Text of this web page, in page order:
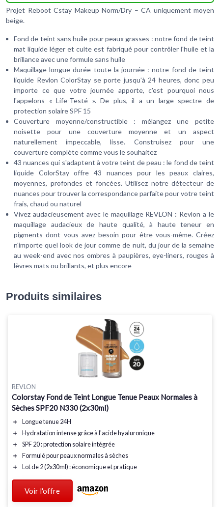
Projet Reboot Cstay Makeup Norm/Dry – CA uniquement moyen
beige.
Fond de teint sans huile pour peaux grasses : notre fond de teint
mat liquide léger et culte est fabriqué pour contrôler l'huile et la
brillance avec une formule sans huile
Maquillage longue durée toute la journée : notre fond de teint
liquide Revlon ColorStay se porte jusqu'à 24 heures, donc peu
importe ce que votre journée apporte, c'est pourquoi nous
l'appelons « Life-Testé ». De plus, il a un large spectre de
protection solaire SPF 15
Couverture moyenne/constructible : mélangez une petite
noisette pour une couverture moyenne et un aspect
naturellement impeccable, lisse. Construisez pour une
couverture complète comme vous le souhaitez
43 nuances qui s'adaptent à votre teint de peau : le fond de teint
liquide ColorStay offre 43 nuances pour les peaux claires,
moyennes, profondes et foncées. Utilisez notre détecteur de
nuances pour trouver la correspondance parfaite pour votre teint
frais, chaud ou naturel
Vivez audacieusement avec le maquillage REVLON : Revlon a le
maquillage audacieux de haute qualité, à haute teneur en
pigments dont vous avez besoin pour être vous-même. Créez
n'importe quel look de jour comme de nuit, du jour de la semaine
au week-end avec nos ombres à paupières, eye-liners, rouges à
lèvres mats ou brillants, et plus encore
Produits similaires
REVLON
Colorstay Fond de Teint Longue Tenue Peaux Normales à
Sèches SPF20 N330 (2x30ml)
＋ Longue tenue24H
＋
Hydratation intensegrâce à l'acide hyaluronique
＋
SPF 20: protection solaire intégrée
＋
Formulé pour peaux normales à sèches
＋
Lot de 2 (2x30ml) :économiqueet pratique
Voir l'offre